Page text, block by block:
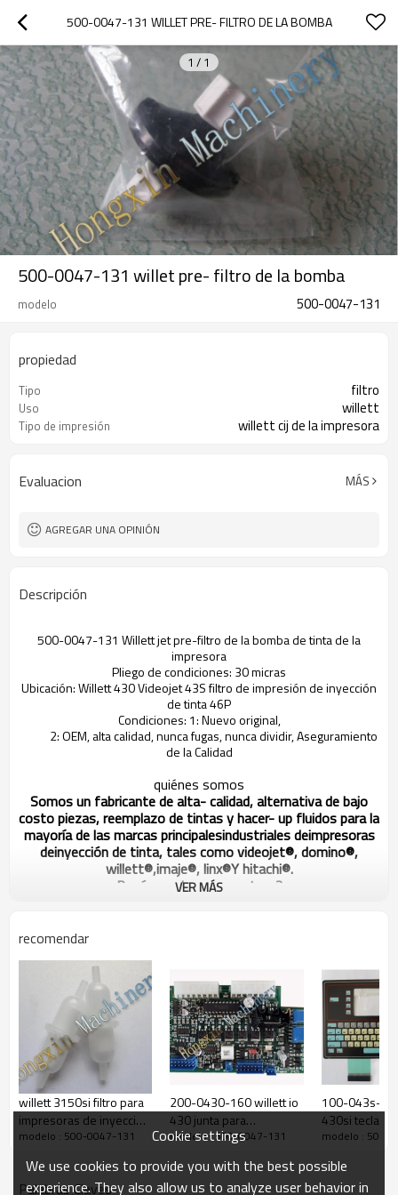
500-0047-131 WILLET PRE- FILTRO DE LA BOMBA
1 / 1
500-0047-131 willet pre- filtro de la bomba
modelo 500-0047-131
propiedad
Tipo filtro
Uso willett
Tipo de impresión willett cij de la impresora
Evaluacion MÁS
AGREGAR UNA OPINIÓN
Descripción
500-0047-131 Willett jet pre-filtro de la bomba de tinta de la
impresora
Pliego de condiciones: 30 micras
Ubicación: Willett 430 Videojet 43S filtro de impresión de inyección
de tinta 46P
Condiciones: 1: Nuevo original,
2: OEM, alta calidad, nunca fugas, nunca dividir, Aseguramiento
de la Calidad
quiénes somos
Somos un fabricante de alta- calidad, alternativa de bajo
costo piezas, reemplazo de tintas y hacer- up fluidos para la
mayoría de las marcas principalesindustriales deimpresoras
deinyección de tinta, tales como videojet®, domino®,
willett®,imaje®, linx®Y hitachi®.
Razón por la que nosotros?
5. de tiempo establecido y con experiencia.
6. cientos de reemplazo directo de los productos.
Willett& videojet de piezas de repuesto
El modelo no.
las descripciones
500-0047-130
willett filtro principal
500-0047-101 willett 3150si filtro
100-0047-278
teclado willett
superposición
100-0470-137
willett circuito del teclado
VER MÁS
recomendar
willett 3150si filtro para
impresoras de inyección
de tinta
modelo : 500-0047-131
200-0430-160 willett io
430 junta para
impresoras de inyección
modelo : 500-0047-131
100-043s-
430si teclado
impresoras
modelo : 500-
Palabras Claves
Cookie settings
We use cookies to provide you with the best possible
experience. They also allow us to analyze user behavior in